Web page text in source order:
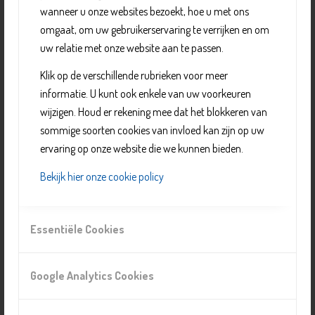
wanneer u onze websites bezoekt, hoe u met ons
omgaat, om uw gebruikerservaring te verrijken en om
uw relatie met onze website aan te passen.
Klik op de verschillende rubrieken voor meer
informatie. U kunt ook enkele van uw voorkeuren
wijzigen. Houd er rekening mee dat het blokkeren van
sommige soorten cookies van invloed kan zijn op uw
ervaring op onze website die we kunnen bieden.
Bekijk hier onze cookie policy
Essentiële Cookies
Google Analytics Cookies
Delft voor Elkaar
MEE biedt ook ondersteuning aan ouders,
mantelzorgers, familie en andere betrokkenen.
Trainingen en lotgenotencontact
Delft voor Elkaar biedt verschillende trainingen en
ontmoetingsgroepen aan, zoals: ontmoetingsgroep
autisme, vriendschap, relaties en seksualiteit, en
brusjesgroepen voor zussen en broers van kinderen met